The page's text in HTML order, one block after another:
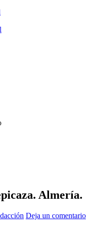
Almería.
Deja un comentario